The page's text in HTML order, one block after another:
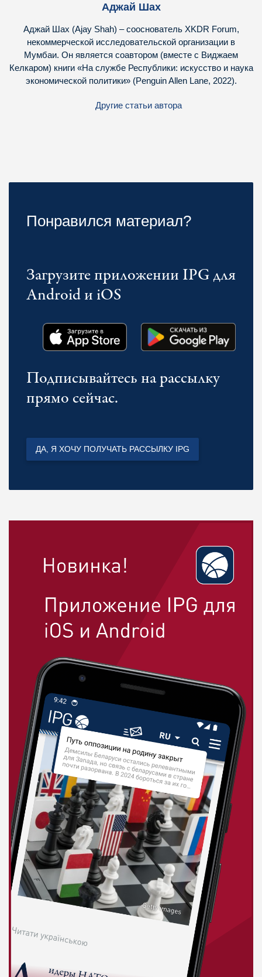
Аджай Шах
Аджай Шах (Ajay Shah) – сооснователь XKDR Forum,
некоммерческой исследовательской организации в
Мумбаи. Он является соавтором (вместе с Виджаем
Келкаром) книги «На службе Республики: искусство и наука
экономической политики» (Penguin Allen Lane, 2022).
Другие статьи автора
Понравился материал?
Загрузите приложении IPG для
Android и iOS
Подписывайтесь на рассылку
прямо сейчас.
ДА, Я ХОЧУ ПОЛУЧАТЬ РАССЫЛКУ IPG